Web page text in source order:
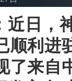
近日，
顺利进
了来自